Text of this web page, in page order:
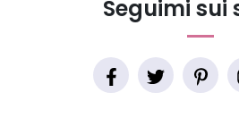
Seguimi sui